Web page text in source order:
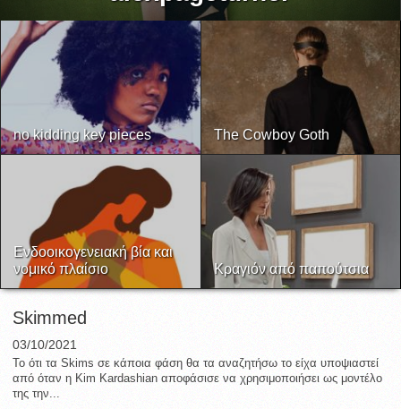
no kidding key pieces The Cowboy Goth
Ενδοοικογενειακή βία και
νομικό πλαίσιο
Κραγιόν από παπούτσια
Skimmed
03/10/2021
Το ότι τα Skims σε κάποια φάση θα τα αναζητήσω το είχα υποψιαστεί
από όταν η Kim Kardashian αποφάσισε να χρησιμοποιήσει ως μοντέλο
της την...